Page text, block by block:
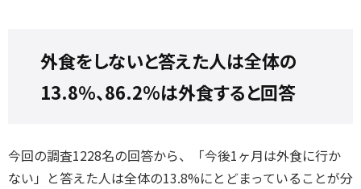
外食をしないと答えた人は全体の
13.8％、86.2%は外食すると回答
今回の調査1228名の回答から、「今後1ヶ月は外食に行か
ない」と答えた人は全体の13.8%にとどまっていることが分